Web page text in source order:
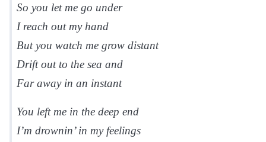
So you let me go under
I reach out my hand
But you watch me grow distant
Drift out to the sea and
Far away in an instant
You left me in the deep end
I’m drownin’ in my feelings